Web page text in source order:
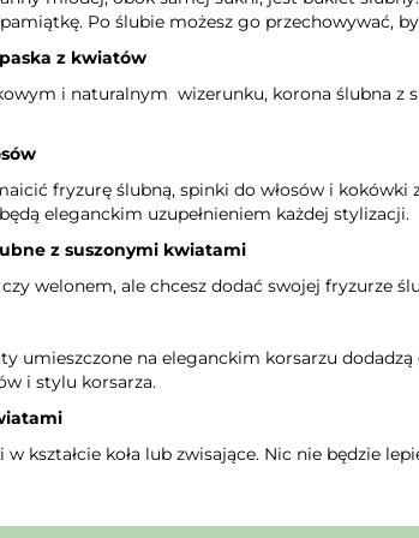
pamiątkę. Po ślubie możesz go
z kwiatów
i naturalnym wizerunku, korona ślubna
fryzurę ślubną, spinki do włosów i
eleganckim uzupełnieniem każdej stylizacji.
z suszonymi kwiatami
welonem, ale chcesz dodać swojej
umieszczone na eleganckim korsarzu
i stylu korsarza.
kształcie koła lub zwisające. Nic nie będzie